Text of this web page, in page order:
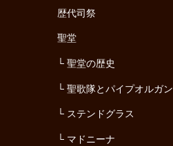
歴代司祭
聖堂
聖堂の歴史
聖歌隊とパイプオルガン
ステンドグラス
マドニーナ